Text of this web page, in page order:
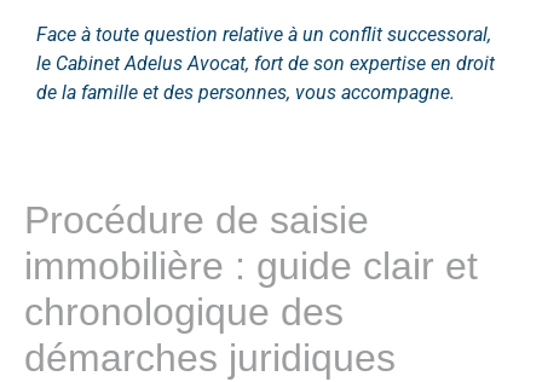
Face à toute question relative à un conflit successoral,
le Cabinet Adelus Avocat, fort de son expertise en droit
de la famille et des personnes, vous accompagne.
Procédure de saisie
immobilière : guide clair et
chronologique des
démarches juridiques